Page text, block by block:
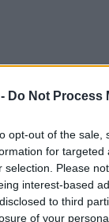
Do Not Process
opt-out of the
for
selection. Please
interest-based
to third
of your
Fracassi
Colombo
superato
come
Della Bella